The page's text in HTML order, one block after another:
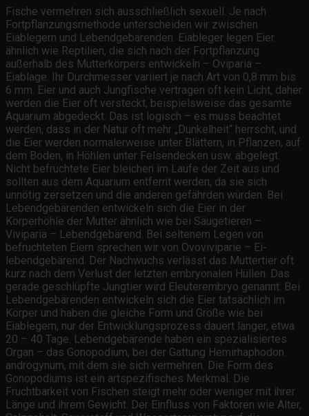
Fische vermehren sich ausschließlich sexuell. Je nach
Fortpflanzungsmethode unterscheiden wir zwischen
Eiablegern und Lebendgebärenden. Eiableger legen Eier
ähnlich wie Reptilien, die sich nach der Fortpflanzung
außerhalb des Mutterkörpers entwickeln – Oviparia –
Eiablage. Ihr Durchmesser variiert je nach Art von 0,8 mm bis
6 mm. Eier und auch Jungfische vertragen oft kein Licht, daher
werden die Eier oft versteckt, beispielsweise das gesamte
Aquarium abgedeckt. Das ist logisch – es muss beachtet
werden, dass in der Natur oft mehr „Dunkelheit“ herrscht, und
die Eier werden normalerweise unter Blättern, in Pflanzen, auf
dem Boden, in Höhlen unter Felsendecken usw. abgelegt.
Nicht befruchtete Eier bleichen im Laufe der Zeit aus und
sollten aus dem Aquarium entfernt werden, da sie sich
unnötig zersetzen und die anderen gefährden würden. Bei
Lebendgebärenden entwickeln sich die Eier in der
Körperhöhle der Mutter ähnlich wie bei Säugetieren –
Viviparia – Lebendgebärend. Bei seltenem Legen von
befruchteten Eiern sprechen wir von Ovoviviparie – Ei-
lebendgebärend. Der Nachwuchs verlässt das Muttertier oft
kurz nach dem Verlust der letzten embryonalen Hüllen. Das
gerade geschlüpfte Jungtier wird Eleuterembryo genannt. Bei
Lebendgebärenden entwickeln sich die Eier tatsächlich im
Körper und haben die gleiche Form und Größe wie bei
Eiablegern, nur der Entwicklungsprozess dauert länger, etwa
20 – 40 Tage. Lebendgebärende haben ein spezialisiertes
Organ – das Gonopodium, bei der Gattung Hemirhaphodon
androgynum, mit dem sie sich vermehren. Die Form des
Gonopodiums ist ein artspezifisches Merkmal. Die
Fruchtbarkeit von Fischen steigt mehr oder weniger mit ihrer
Länge und ihrem Gewicht. Der Einfluss von Faktoren wie Alter,